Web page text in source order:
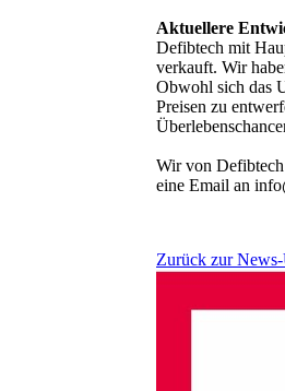
Aktuellere
Defibtech mit
verkauft. Wir
Obwohl sich das
Preisen zu
Wir von
eine Email an
Zurück zur